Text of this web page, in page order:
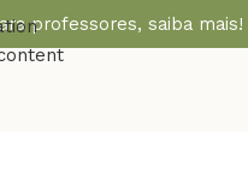
professores, saiba mais!